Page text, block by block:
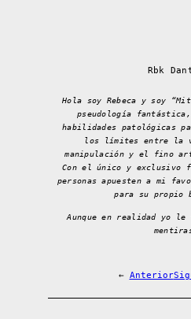
Rbk
Hola soy Rebeca y soy
pseudología
habilidades patológicas
los límites entre la
manipulación y el fino
Con el único y exclusivo
personas apuesten a mi
para su propio
Aunque en realidad yo
← Anterior